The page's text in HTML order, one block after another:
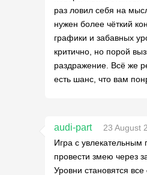
раз ловил себя на
нужен более чёткий
графики и забавных
критично, но порой
раздражение. Всё же
есть шанс, что вам
audi-part
23 August
Игра с увлекательным
провести змею через
Уровни становятся